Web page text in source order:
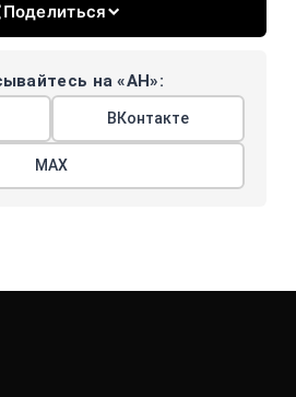
Поделиться
на «АН»:
ВКонтакте
МАХ